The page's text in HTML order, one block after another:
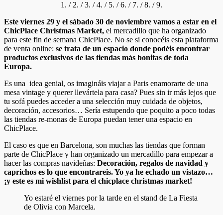
1. / 2. / 3. / 4. / 5. / 6. / 7. / 8. / 9.
Este viernes 29 y el sábado 30 de noviembre vamos a estar en el
ChicPlace Christmas Market, el mercadillo que ha organizado
para este fin de semana ChicPlace. No se si conocéis esta plataforma
de venta online: se trata de un espacio donde podéis encontrar
productos exclusivos de las tiendas más bonitas de toda
Europa.
Es una idea genial, os imagináis viajar a Paris enamorarte de una
mesa vintage y querer llevártela para casa? Pues sin ir más lejos que
tu sofá puedes acceder a una selección muy cuidada de objetos,
decoración, accesorios… Sería estupendo que poquito a poco todas
las tiendas re-monas de Europa puedan tener una espacio en
ChicPlace.
El caso es que en Barcelona, son muchas las tiendas que forman
parte de ChicPlace y han organizado un mercadillo para empezar a
hacer las compras navideñas: Decoración, regalos de navidad y
caprichos es lo que encontrareis. Yo ya he echado un vistazo…
¡y este es mi wishlist para el chicplace christmas market!
Yo estaré el viernes por la tarde en el stand de La Fiesta
de Olivia con Marcela.